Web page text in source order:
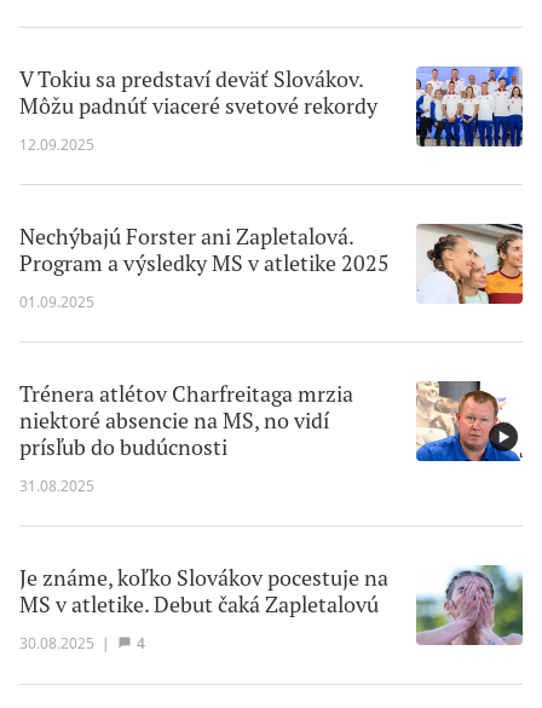
V Tokiu sa predstaví deväť Slovákov.
Môžu padnúť viaceré svetové rekordy
12.09.2025
Nechýbajú Forster ani Zapletalová.
Program a výsledky MS v atletike 2025
01.09.2025
Trénera atlétov Charfreitaga mrzia
niektoré absencie na MS, no vidí
prísľub do budúcnosti
31.08.2025
Je známe, koľko Slovákov pocestuje na
MS v atletike. Debut čaká Zapletalovú
30.08.2025 | 4